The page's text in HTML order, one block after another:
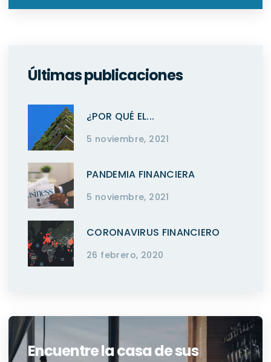
Últimas publicaciones
¿POR QUÉ EL...
5 noviembre, 2021
PANDEMIA FINANCIERA
5 noviembre, 2021
CORONAVIRUS FINANCIERO
26 febrero, 2020
Encuentre la casa de sus